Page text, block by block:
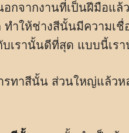
กจากงานที่เป็นฝีมือแ
ำให้ช่างสีนั้นมีความเชื่
บเรานั้นดีที่สุด แบบนี้เร
รทาสีนั้น ส่วนใหญ่แล้ว